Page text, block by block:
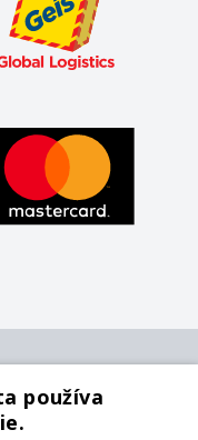
používa